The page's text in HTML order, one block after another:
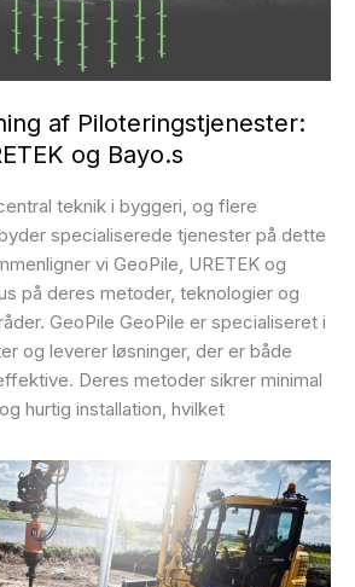
af Piloteringstjenester:
og Bayo.s
teknik i byggeri, og flere
specialiserede tjenester på dette
vi GeoPile, URETEK og
på deres metoder, teknologier og
GeoPile GeoPile er specialiseret i
og leverer løsninger, der er både
Deres metoder sikrer minimal
hurtig installation, hvilket